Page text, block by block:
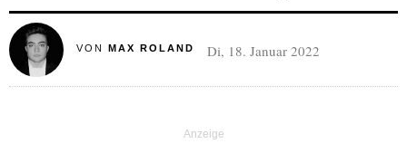
VON MAX ROLAND Di, 18. Januar 2022